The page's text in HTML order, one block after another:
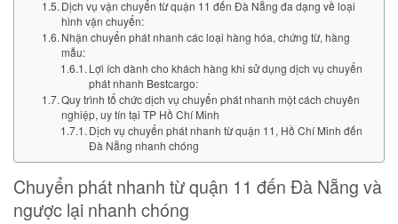
Dịch vụ vận chuyển từ quận 11 đến Đà Nẵng đa dạng về loại
hình vận chuyển:
Nhận chuyển phát nhanh các loại hàng hóa, chứng từ, hàng
mẫu:
Lợi ích dành cho khách hàng khi sử dụng dịch vụ chuyển
phát nhanh Bestcargo:
Quy trình tổ chức dịch vụ chuyển phát nhanh một cách chuyên
nghiệp, uy tín tại TP Hồ Chí Minh
Dịch vụ chuyển phát nhanh từ quận 11, Hồ Chí Minh đến
Đà Nẵng nhanh chóng
Chuyển phát nhanh từ quận 11 đến Đà Nẵng và
ngược lại nhanh chóng